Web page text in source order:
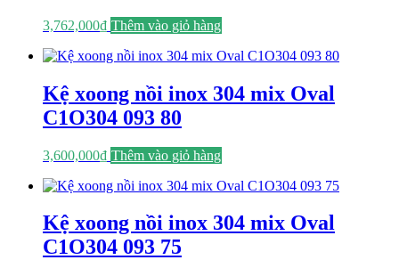
3,762,000₫ Thêm vào giỏ hàng
Kệ xoong nồi inox 304 mix Oval
C1O304 093 80
3,600,000₫ Thêm vào giỏ hàng
Kệ xoong nồi inox 304 mix Oval
C1O304 093 75